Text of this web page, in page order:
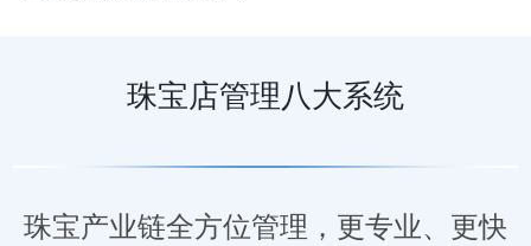
珠宝店管理八大系统
珠宝产业链全方位管理，更专业、更快